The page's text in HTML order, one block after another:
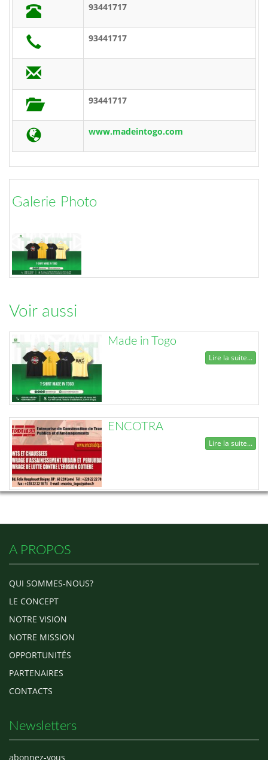
93441717
93441717
93441717
www.madeintogo.com
Galerie Photo
Voir aussi
Made in Togo
Lire la suite...
ENCOTRA
Lire la suite...
A PROPOS
QUI SOMMES-NOUS?
LE CONCEPT
NOTRE VISION
NOTRE MISSION
OPPORTUNITÉS
PARTENAIRES
CONTACTS
Newsletters
abonnez-vous